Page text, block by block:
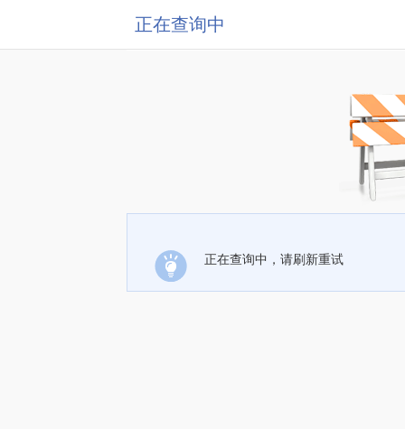
正在查询中
正在查询中，请刷新重试